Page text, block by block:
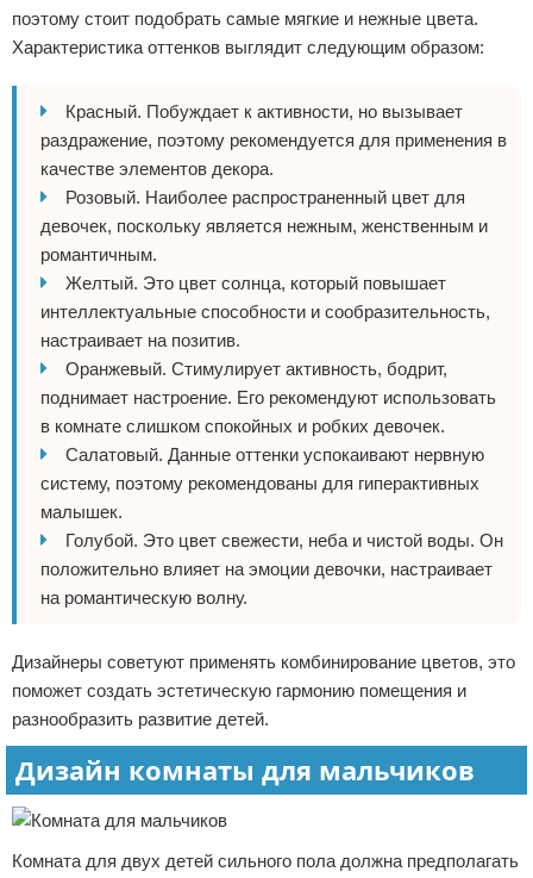
поэтому стоит подобрать самые мягкие и нежные цвета.
Характеристика оттенков выглядит следующим образом:
Красный. Побуждает к активности, но вызывает
раздражение, поэтому рекомендуется для применения в
качестве элементов декора.
Розовый. Наиболее распространенный цвет для
девочек, поскольку является нежным, женственным и
романтичным.
Желтый. Это цвет солнца, который повышает
интеллектуальные способности и сообразительность,
настраивает на позитив.
Оранжевый. Стимулирует активность, бодрит,
поднимает настроение. Его рекомендуют использовать
в комнате слишком спокойных и робких девочек.
Салатовый. Данные оттенки успокаивают нервную
систему, поэтому рекомендованы для гиперактивных
малышек.
Голубой. Это цвет свежести, неба и чистой воды. Он
положительно влияет на эмоции девочки, настраивает
на романтическую волну.
Дизайнеры советуют применять комбинирование цветов, это
поможет создать эстетическую гармонию помещения и
разнообразить развитие детей.
Дизайн комнаты для мальчиков
Комната для двух детей сильного пола должна предполагать